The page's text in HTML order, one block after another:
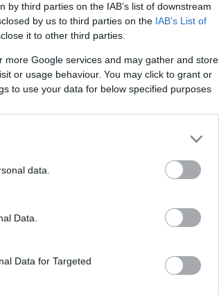
third parties on the IAB’s list of downstream
by us to third parties on the IAB’s List of
it to other third parties.
Google services and may gather and store
or usage behaviour. You may click to grant or
to use your data for below specified purposes
data.
Data.
Data for Targeted